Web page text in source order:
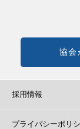
協会
採用情報
プライバシーポリ